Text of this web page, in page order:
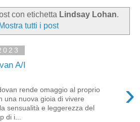
con etichetta Lindsay Lohan.
Mostra tutti i post
A/I
›
rende omaggio al proprio
una nuova gioia di vivere
sensualità e leggerezza del
di i...